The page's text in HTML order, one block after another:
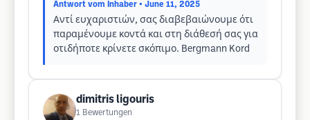
Antwort vom Inhaber • June 11, 2025
Αντί ευχαριστιών, σας διαβεβαιώνουμε ότι
παραμένουμε κοντά και στη διάθεσή σας για
οτιδήποτε κρίνετε σκόπιμο. Bergmann Kord
dimitris ligouris
1 Bewertungen